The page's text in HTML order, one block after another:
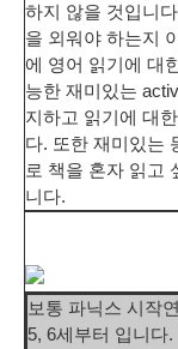
하지 않을 것입니
을 외워야 하는지
에 영어 읽기에 대
능한 재미있는
지하고 읽기에 대
다. 또한 재미있는
로 책을 혼자 읽고
니다.
보통 파닉스 시작
5, 6세부터 입니다.